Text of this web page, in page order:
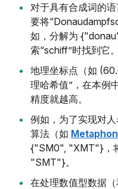
对于具有合成词的
要将
如，分解为
索“schiff”时找到它。
地理坐标点（如
理哈希值”，在本例
精度就越高。
例如，为了实现对
算法（如
{"SM0", "XMT"}，
"SMT"}。
在处理数值型数据